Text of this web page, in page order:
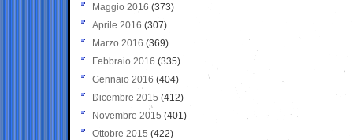
Maggio 2016 (373)
Aprile 2016 (307)
Marzo 2016 (369)
Febbraio 2016 (335)
Gennaio 2016 (404)
Dicembre 2015 (412)
Novembre 2015 (401)
Ottobre 2015 (422)